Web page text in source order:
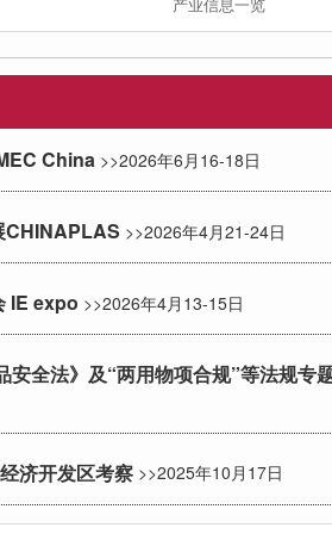
产业信息一览
China >>2026年6月16-18日
CHINAPLAS >>2026年4月21-24日
IE expo >>2026年4月13-15日
安全法》及“两用物项合规”等法规专
济开发区考察 >>2025年10月17日